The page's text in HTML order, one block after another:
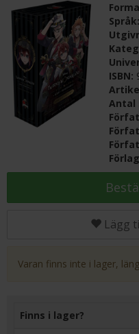
Språk:
ISBN:
Antal
Lägg
Varan finns inte i lager,
Finns i lager?